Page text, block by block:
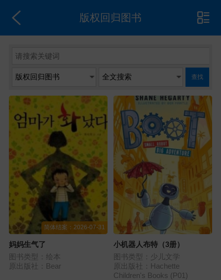
版权回归图书
查找
简体结案：2026-07-31
妈妈生气了
图书类型：绘本
原出版社：Bear
小机器人布特（3册）
图书类型：少儿文学
原出版社：Hachette
Children's Books (P01)